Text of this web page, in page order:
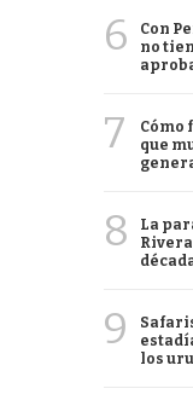
6
Con
no
7
Cómo
que
8
La
9
los